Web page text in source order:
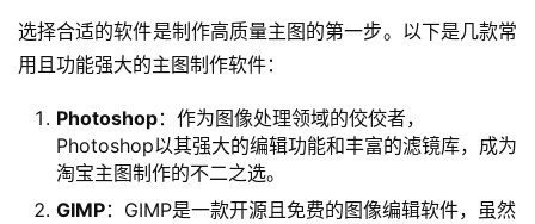
选择合适的软件是制作高质量主图的第一步。以下是几款常
用且功能强大的主图制作软件：
Photoshop：作为图像处理领域的佼佼者，
Photoshop以其强大的编辑功能和丰富的滤镜库，成为
淘宝主图制作的不二之选。
GIMP：GIMP是一款开源且免费的图像编辑软件，虽然